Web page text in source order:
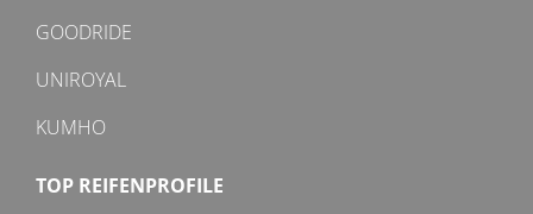
GOODRIDE
UNIROYAL
KUMHO
TOP REIFENPROFILE